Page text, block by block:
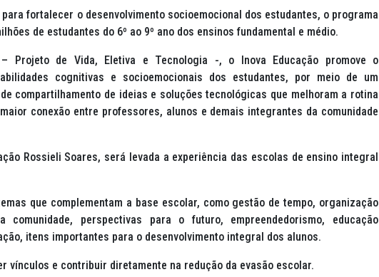
para fortalecer o desenvolvimento socioemocional dos estudantes, o programa
de estudantes do 6º ao 9º ano dos ensinos fundamental e médio.
Projeto de Vida, Eletiva e Tecnologia -, o Inova Educação promove o
cognitivas e socioemocionais dos estudantes, por meio de um
compartilhamento de ideias e soluções tecnológicas que melhoram a rotina
conexão entre professores, alunos e demais integrantes da comunidade
Rossieli Soares, será levada a experiência das escolas de ensino integral
que complementam a base escolar, como gestão de tempo, organização
comunidade, perspectivas para o futuro, empreendedorismo, educação
itens importantes para o desenvolvimento integral dos alunos.
vínculos e contribuir diretamente na redução da evasão escolar.